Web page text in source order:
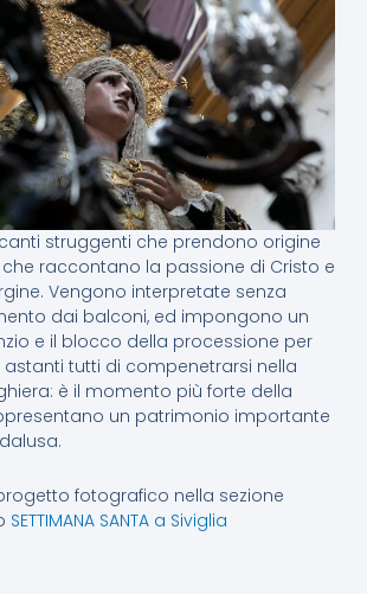
struggenti che prendono origine
raccontano la passione di Cristo e
Vengono interpretate senza
dai balconi, ed impongono un
e il blocco della processione per
tutti di compenetrarsi nella
è il momento più forte della
un patrimonio importante
fotografico nella sezione
SETTIMANA SANTA a Siviglia